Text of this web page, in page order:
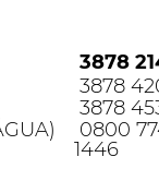
3878
3878
3878
0800
1446